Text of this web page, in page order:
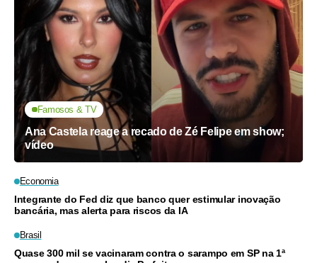
Famosos & TV
Ana Castela reage a recado de Zé Felipe em show;
vídeo
Economia
Integrante do Fed diz que banco quer estimular inovação
bancária, mas alerta para riscos da IA
Brasil
Quase 300 mil se vacinaram contra o sarampo em SP na 1ª